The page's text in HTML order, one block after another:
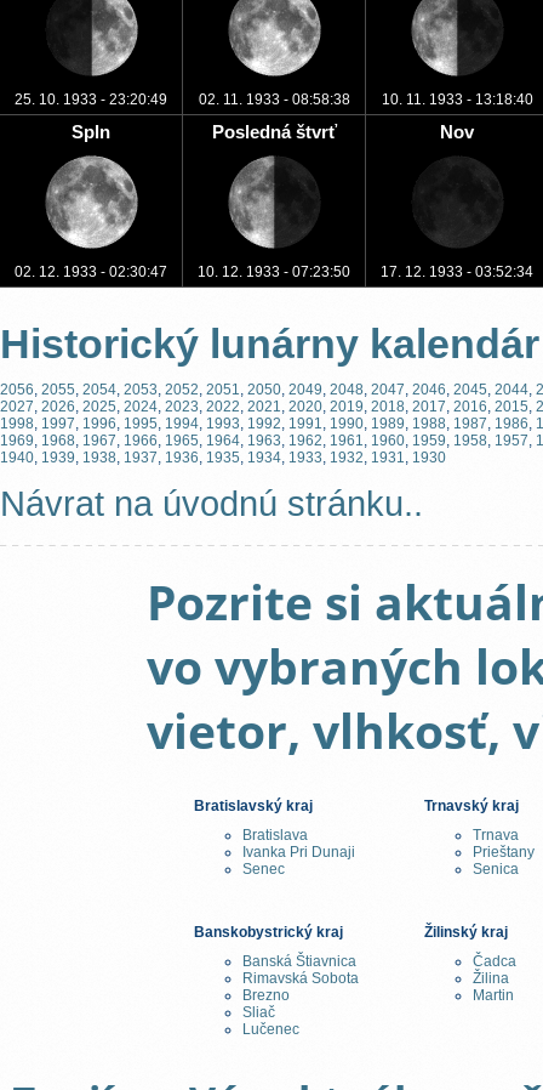
25. 10. 1933 - 23:20:49 02. 11. 1933 - 08:58:38 10. 11. 1933 - 13:18:40
Spln
02. 12. 1933 - 02:30:47
Posledná štvrť
10. 12. 1933 - 07:23:50
Nov
17. 12. 1933 - 03:52:34
Historický lunárny
2056, 2055, 2054, 2053, 2052, 2051, 2050, 2049, 2048, 2047, 2046, 2045, 2044,
2027, 2026, 2025, 2024, 2023, 2022, 2021, 2020, 2019, 2018, 2017, 2016, 2015,
1998, 1997, 1996, 1995, 1994, 1993, 1992, 1991, 1990, 1989, 1988, 1987, 1986,
1969, 1968, 1967, 1966, 1965, 1964, 1963, 1962, 1961, 1960, 1959, 1958, 1957,
1940, 1939, 1938, 1937, 1936, 1935, 1934, 1933, 1932, 1931, 1930
Návrat na úvodnú stránku..
Pozrite si
vo vybraných
vietor, vlhkosť,
Bratislavský kraj
Bratislava
Ivanka Pri Dunaji
Senec
Trnavský kraj
Trnava
Prieštany
Senica
Banskobystrický kraj
Banská Štiavnica
Rimavská Sobota
Brezno
Sliač
Lučenec
Žilinský kraj
Čadca
Žilina
Martin